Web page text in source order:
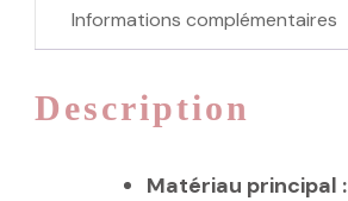
Informations complémentaires
Description
Matériau principal :